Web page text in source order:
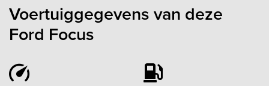
Voertuiggegevens van deze
Ford Focus